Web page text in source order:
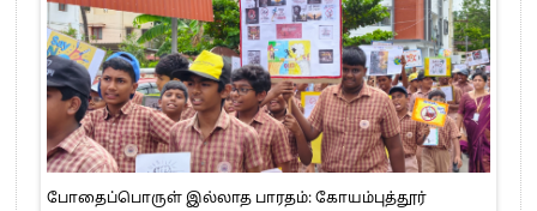
போதைப்பொருள் இல்லாத பாரதம்: கோயம்புத்தூர்